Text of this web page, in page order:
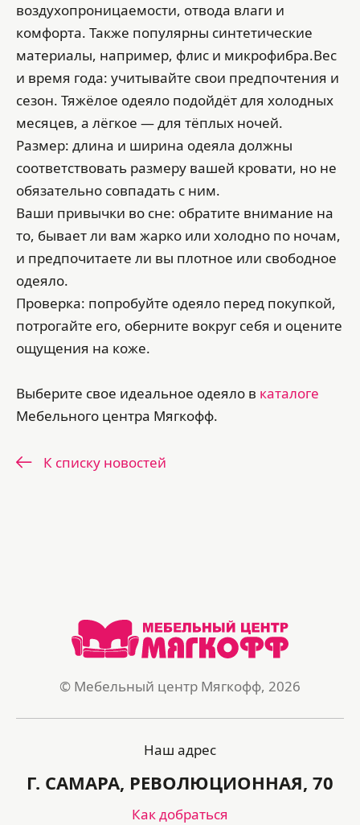
воздухопроницаемости, отвода влаги и
комфорта. Также популярны синтетические
материалы, например, флис и микрофибра.Вес
и время года: учитывайте свои предпочтения и
сезон. Тяжёлое одеяло подойдёт для холодных
месяцев, а лёгкое — для тёплых ночей.
Размер: длина и ширина одеяла должны
соответствовать размеру вашей кровати, но не
обязательно совпадать с ним.
Ваши привычки во сне: обратите внимание на
то, бывает ли вам жарко или холодно по ночам,
и предпочитаете ли вы плотное или свободное
одеяло.
Проверка: попробуйте одеяло перед покупкой,
потрогайте его, оберните вокруг себя и оцените
ощущения на коже.
Выберите свое идеальное одеяло в каталоге
Мебельного центра Мягкофф.
К списку новостей
© Мебельный центр Мягкофф, 2026
Наш адрес
Г. САМАРА, РЕВОЛЮЦИОННАЯ, 70
Как добраться